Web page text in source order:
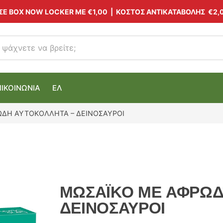
NOW LOCKER ΜΕ €1,00 | ΚΟΣΤΟΣ ΑΝΤΙΚΑΤΑΒΟΛΗΣ
ΕΛ
ΑΥΤΟΚΟΛΛΗΤΑ – ΔΕΙΝΟΣΑΥΡΟΙ
ΜΩΣΑΪΚΟ ΜΕ
ΔΕΙΝΟΣΑΥΡΟΙ